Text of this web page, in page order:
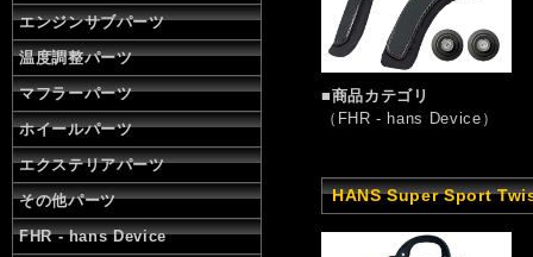
エンジンサブパーツ
温度調整パーツ
マフラーパーツ
ホイールパーツ
エクステリアパーツ
その他パーツ
FHR - hans Device
■商品カテゴリ
（FHR - hans Device）
HANS Super Sport